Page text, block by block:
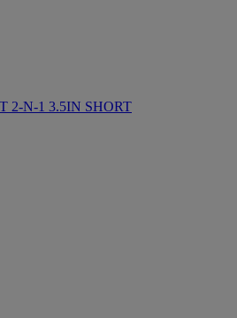
2-N-1 3.5IN SHORT